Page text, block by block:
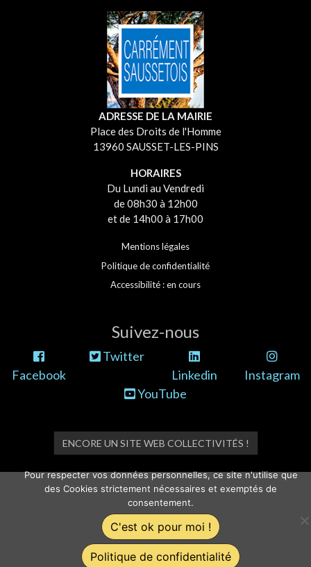
ADRESSE DE LA MAIRIE
Place des Droits de l'Homme
13960 SAUSSET-LES-PINS
HORAIRES
Du Lundi au Vendredi
de 08h30 à 12h00
et de 14h00 à 17h00
Mentions légales
Politique de confidentialité
Accessibilité : en cours
Suivez-nous
Facebook
Twitter
Linkedin
Instagram
YouTube
ENCORE UN SITE WEB COLLECTIVITÉS !
Pour respecter vos données personnelles, ce site n'utilise que
des Cookies strictement nécessaires et exemptés de
consentement.
C'est ok pour moi !
Politique de confidentialité